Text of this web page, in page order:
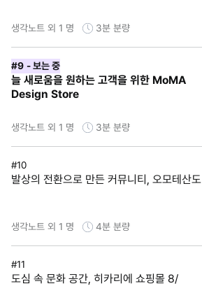
생각노트 외 1 명 3분 분량
#9 - 보는 중
늘 새로움을 원하는 고객을 위한 MoMA
Design Store
생각노트 외 1 명 3분 분량
#10
발상의 전환으로 만든 커뮤니티, 오모테산도
생각노트 외 1 명 4분 분량
#11
도심 속 문화 공간, 히카리에 쇼핑몰 8/